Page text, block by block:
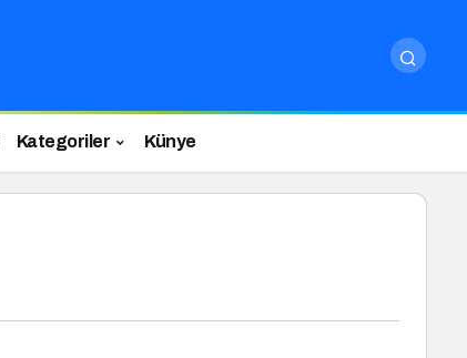
Kategoriler Künye